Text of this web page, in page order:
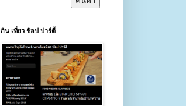
กิน เที่ยว ช้อป ปาร์ตี้